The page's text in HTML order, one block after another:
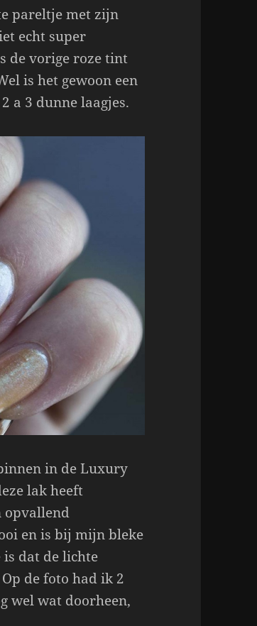
pareltje met zijn
echt super
de vorige roze tint
is het gewoon een
a 3 dunne laagjes.
in de Luxury
lak heeft
opvallend
en is bij mijn bleke
dat de lichte
de foto had ik 2
wel wat doorheen,